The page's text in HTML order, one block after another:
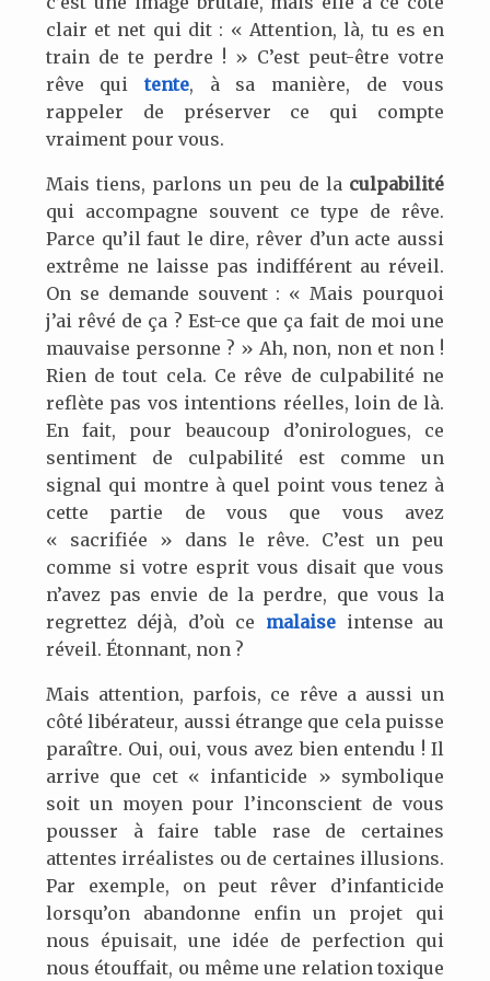
clair et net qui dit : « Attention, là, tu es en
train de te perdre ! » C’est peut-être votre
rêve quitente, à sa manière, de vous
rappeler de préserver ce qui compte
vraiment pour vous.
Mais tiens, parlons un peu de la culpabilité
qui accompagne souvent ce type de rêve.
Parce qu’il faut le dire, rêver d’un acte aussi
extrême ne laisse pas indifférent au réveil.
On se demande souvent : « Mais pourquoi
j’ai rêvé de ça ? Est-ce que ça fait de moi une
mauvaise personne ? » Ah, non, non et non !
Rien de tout cela. Ce rêve de culpabilité ne
reflète pas vos intentions réelles, loin de là.
En fait, pour beaucoup d’onirologues, ce
sentiment de culpabilité est comme un
signal qui montre à quel point vous tenez à
cette partie de vous que vous avez
« sacrifiée » dans le rêve. C’est un peu
comme si votre esprit vous disait que vous
n’avez pas envie de la perdre, que vous la
regrettez déjà, d’où ce malaise intense au
réveil. Étonnant, non ?
Mais attention, parfois, ce rêve a aussi un
côté libérateur, aussi étrange que cela puisse
paraître. Oui, oui, vous avez bien entendu ! Il
arrive que cet « infanticide » symbolique
soit un moyen pour l’inconscient de vous
pousser à faire table rase de certaines
attentes irréalistes ou de certaines illusions.
Par exemple, on peut rêver d’infanticide
lorsqu’on abandonne enfin un projet qui
nous épuisait, une idée de perfection qui
nous étouffait, ou même une relation toxique